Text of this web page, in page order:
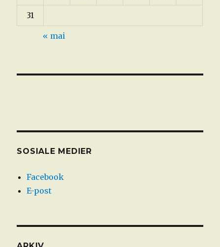
31
« mai
SOSIALE MEDIER
Facebook
E-post